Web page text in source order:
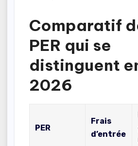
Comparatif
PER qui se
distinguent
2026
PER
Frais
d’entrée